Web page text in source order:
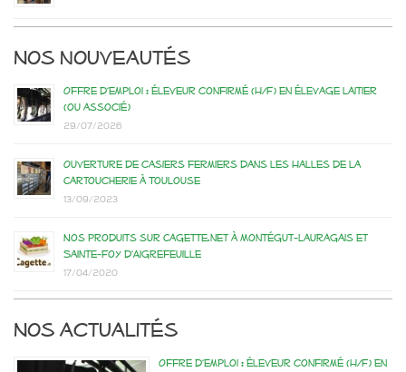
Nos nouveautés
Offre d’emploi : éleveur confirmé (H/F) en élevage laitier
(ou associé)
29/07/2026
Ouverture de casiers fermiers dans les Halles de la
Cartoucherie à Toulouse
13/09/2023
Nos produits sur Cagette.net à Montégut-Lauragais et
Sainte-Foy d’Aigrefeuille
17/04/2020
Nos actualités
Offre d’emploi : éleveur confirmé (H/F) en